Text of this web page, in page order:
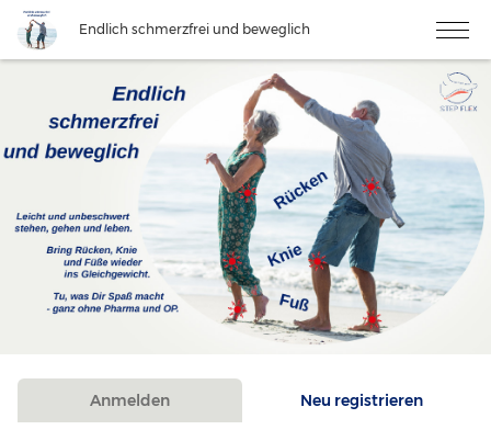
Endlich schmerzfrei und beweglich
Anmelden Neu registrieren